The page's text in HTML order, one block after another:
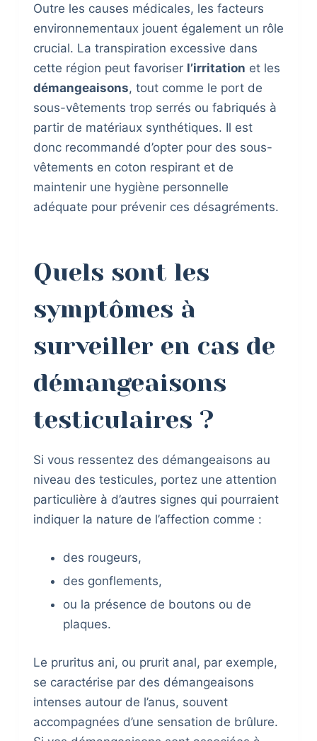
Outre les causes médicales, les facteurs
environnementaux jouent également un rôle
crucial. La transpiration excessive dans
cette région peut favoriser l’irritation et les
démangeaisons, tout comme le port de
sous-vêtements trop serrés ou fabriqués à
partir de matériaux synthétiques. Il est
donc recommandé d’opter pour des sous-
vêtements en coton respirant et de
maintenir une hygiène personnelle
adéquate pour prévenir ces désagréments.
Quels sont les
symptômes à
surveiller en cas de
démangeaisons
testiculaires ?
Si vous ressentez des démangeaisons au
niveau des testicules, portez une attention
particulière à d’autres signes qui pourraient
indiquer la nature de l’affection comme :
des rougeurs,
des gonflements,
ou la présence de boutons ou de
plaques.
Le pruritus ani, ou prurit anal, par exemple,
se caractérise par des démangeaisons
intenses autour de l’anus, souvent
accompagnées d’une sensation de brûlure.